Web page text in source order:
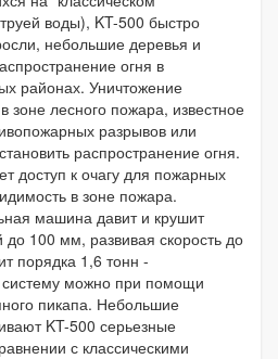
воды), KT-500 быстро
небольшие деревья и
огня в
районах. Уничтожение
зоне лесного пожара, известное
разрывов или
распространение огня.
доступ к очагу для пожарных
в зоне пожара.
машина давит и крушит
100 мм, развивая скорость до
порядка 1,6 тонн -
систему можно при помощи
пикапа. Небольшие
KT-500 серьезные
с классическими